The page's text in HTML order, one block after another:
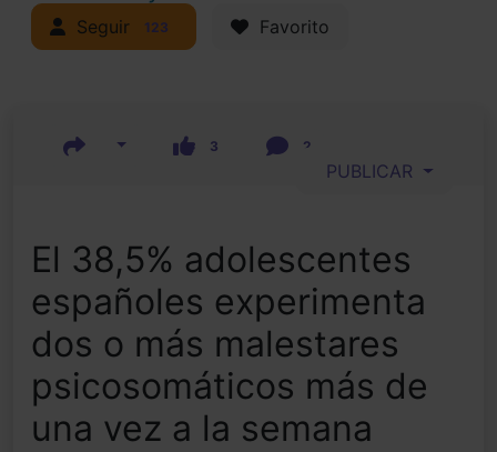
Seguir 123 Favorito
3 2
PUBLICAR
El 38,5% adolescentes
españoles experimenta
dos o más malestares
psicosomáticos más de
una vez a la semana